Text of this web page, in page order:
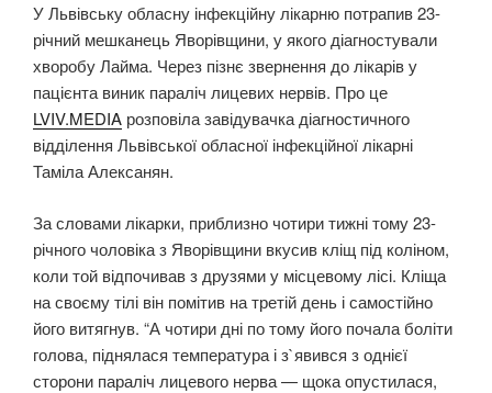
У Львівську обласну інфекційну лікарню потрапив 23-
річний мешканець Яворівщини, у якого діагностували
хворобу Лайма. Через пізнє звернення до лікарів у
пацієнта виник параліч лицевих нервів. Про це
LVIV.MEDIA розповіла завідувачка діагностичного
відділення Львівської обласної інфекційної лікарні
Таміла Алексанян.
За словами лікарки, приблизно чотири тижні тому 23-
річного чоловіка з Яворівщини вкусив кліщ під коліном,
коли той відпочивав з друзями у місцевому лісі. Кліща
на своєму тілі він помітив на третій день і самостійно
його витягнув. “А чотири дні по тому його почала боліти
голова, піднялася температура і з`явився з однієї
сторони параліч лицевого нерва — щока опустилася,